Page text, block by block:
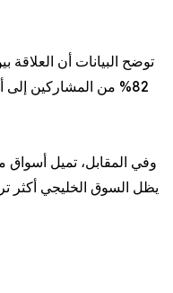
توضح البيانات أن العلاقة
82% من المشاركين
وفي المقابل، تميل أسواق
يظل السوق الخليجي أكثر